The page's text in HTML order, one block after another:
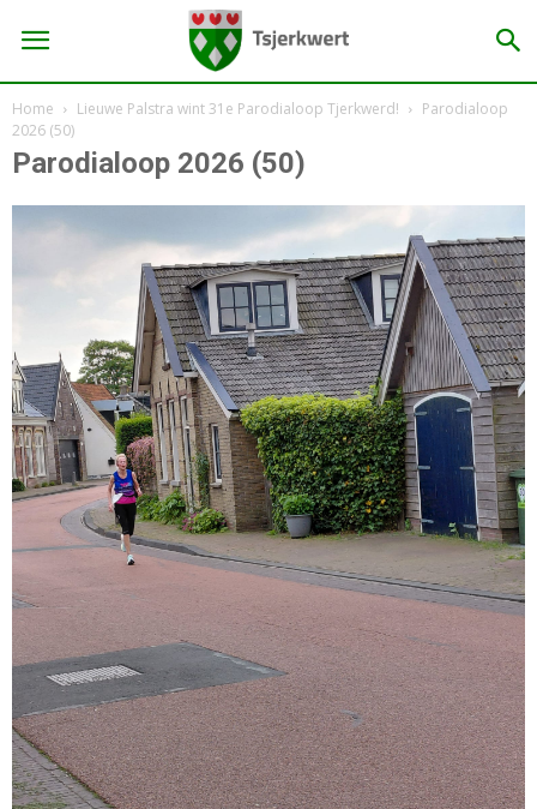
Home Lieuwe Palstra wint 31e Parodialoop Tjerkwerd!
Parodialoop
2026 (50)
Parodialoop 2026 (50)